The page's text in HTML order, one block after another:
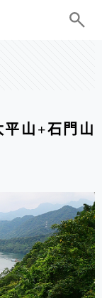
山+石門山